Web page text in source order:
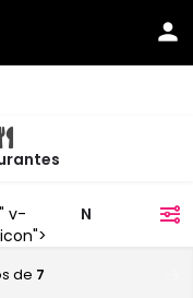
v-
Noáin/Noain
de 7